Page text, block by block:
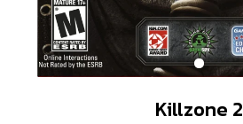
Killzone 2